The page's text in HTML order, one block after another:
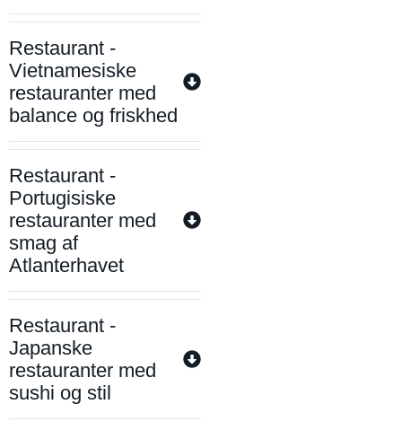
Restaurant -
Vietnamesiske
restauranter med
balance og friskhed
Restaurant -
Portugisiske
restauranter med
smag af
Atlanterhavet
Restaurant -
Japanske
restauranter med
sushi og stil